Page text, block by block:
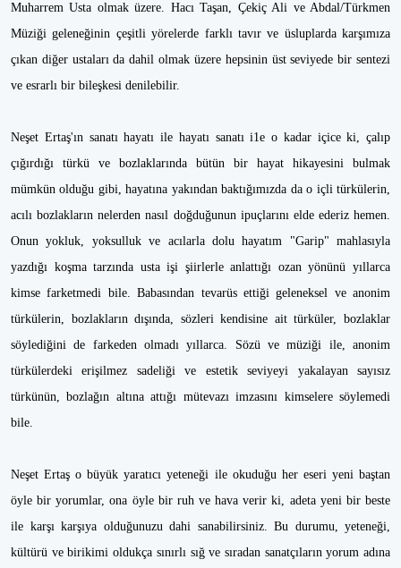
Muharrem Usta olmak üzere. Hacı Taşan, Çekiç Ali ve Abdal/Türkmen
Müziği geleneğinin çeşitli yörelerde farklı tavır ve üsluplarda karşımıza
çıkan diğer ustaları da dahil olmak üzere hepsinin üst seviyede bir sentezi
ve esrarlı bir bileşkesi denilebilir.
Neşet Ertaş'ın sanatı hayatı ile hayatı sanatı i1e o kadar içice ki, çalıp
çığırdığı türkü ve bozlaklarında bütün bir hayat hikayesini bulmak
mümkün olduğu gibi, hayatına yakından baktığımızda da o içli türkülerin,
acılı bozlakların nelerden nasıl doğduğunun ipuçlarını elde ederiz hemen.
Onun yokluk, yoksulluk ve acılarla dolu hayatım "Garip" mahlasıyla
yazdığı koşma tarzında usta işi şiirlerle anlattığı ozan yönünü yıllarca
kimse farketmedi bile. Babasından tevarüs ettiği geleneksel ve anonim
türkülerin, bozlakların dışında, sözleri kendisine ait türküler, bozlaklar
söylediğini de farkeden olmadı yıllarca. Sözü ve müziği ile, anonim
türkülerdeki erişilmez sadeliği ve estetik seviyeyi yakalayan sayısız
türkünün, bozlağın altına attığı mütevazı imzasını kimselere söylemedi
bile.
Neşet Ertaş o büyük yaratıcı yeteneği ile okuduğu her eseri yeni baştan
öyle bir yorumlar, ona öyle bir ruh ve hava verir ki, adeta yeni bir beste
ile karşı karşıya olduğunuzu dahi sanabilirsiniz. Bu durumu, yeteneği,
kültürü ve birikimi oldukça sınırlı sığ ve sıradan sanatçıların yorum adına